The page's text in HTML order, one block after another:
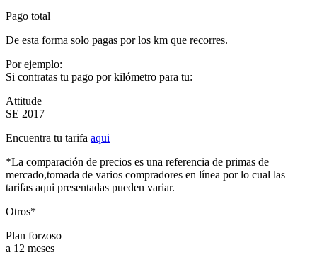
Pago total
De esta forma solo pagas por los km que recorres.
Por ejemplo:
Si contratas tu pago por kilómetro para tu:
Attitude
SE 2017
Encuentra tu tarifa aqui
*La comparación de precios es una referencia de primas de
mercado,tomada de varios compradores en línea por lo cual las
tarifas aqui presentadas pueden variar.
Otros*
Plan forzoso
a 12 meses